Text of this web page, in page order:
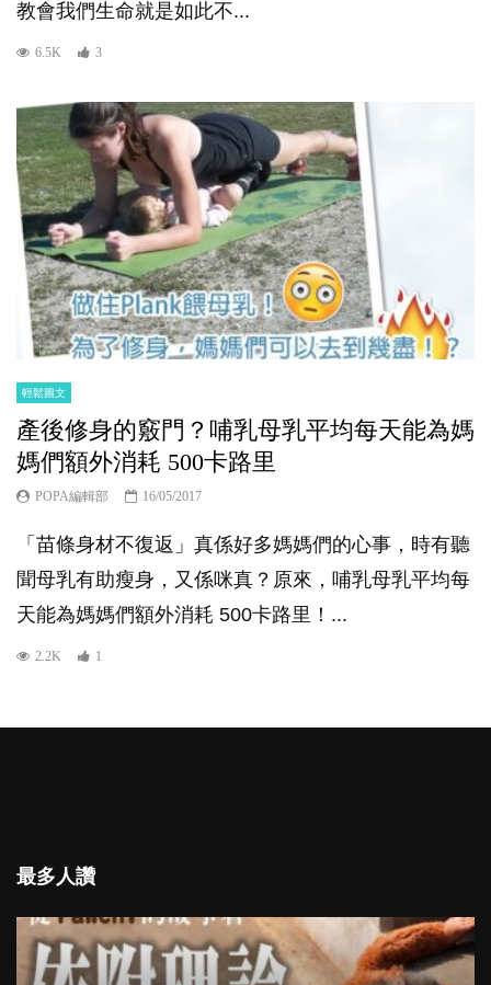
教會我們生命就是如此不...
6.5K 3
輕鬆圖文
產後修身的竅門？哺乳母乳平均每天能為媽
媽們額外消耗 500卡路里
POPA編輯部 16/05/2017
「苗條身材不復返」真係好多媽媽們的心事，時有聽
聞母乳有助瘦身，又係咪真？原來，哺乳母乳平均每
天能為媽媽們額外消耗 500卡路里！...
2.2K 1
最多人讚